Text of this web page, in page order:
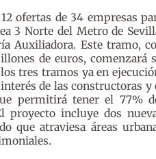
ofertas de 34 empresas
3 Norte del Metro de
Auxiliadora. Este tramo,
de euros, comenzará
tres tramos ya en
de las constructoras y
permitirá tener el 77%
proyecto incluye dos
que atraviesa áreas